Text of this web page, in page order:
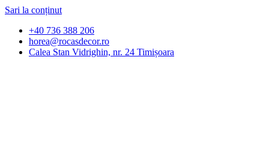
Sari la conținut
+40 736 388 206
horea@rocasdecor.ro
Calea Stan Vidrighin, nr. 24 Timișoara